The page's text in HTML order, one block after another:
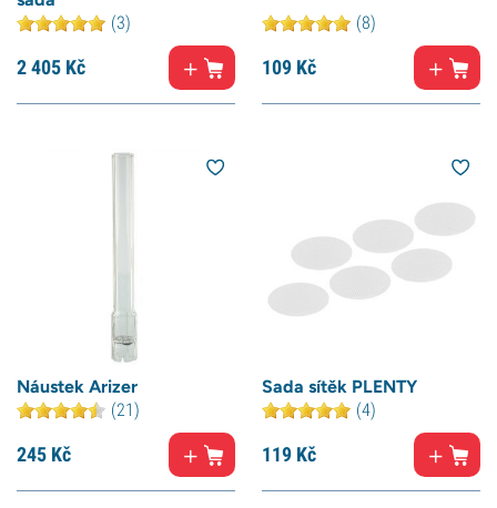
(3)
2 405 Kč
(8)
109 Kč
Náustek Arizer
(21)
245 Kč
Sada sítěk PLENTY
(4)
119 Kč